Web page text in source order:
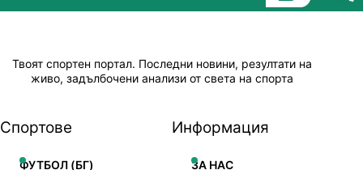
Твоят спортен портал. Последни новини, резултати на
живо, задълбочени анализи от света на спорта
Спортове
ФУТБОЛ (БГ)
Информация
ЗА НАС